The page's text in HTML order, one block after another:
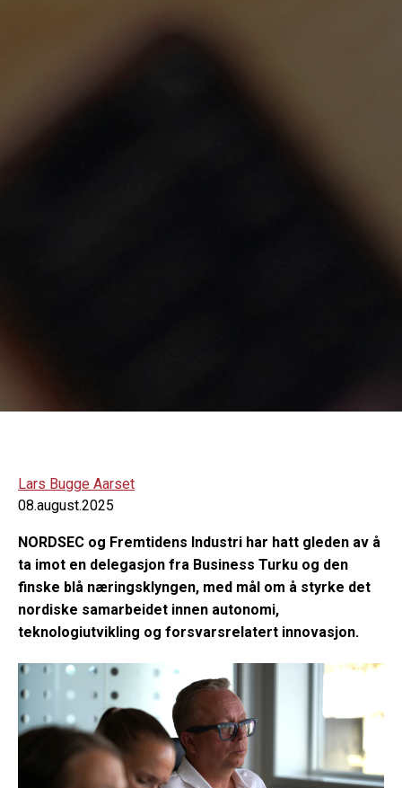
Lars Bugge Aarset
08.august.2025
NORDSEC og Fremtidens Industri har hatt gleden av å
ta imot en delegasjon fra Business Turku og den
finske blå næringsklyngen, med mål om å styrke det
nordiske samarbeidet innen autonomi,
teknologiutvikling og forsvarsrelatert innovasjon.